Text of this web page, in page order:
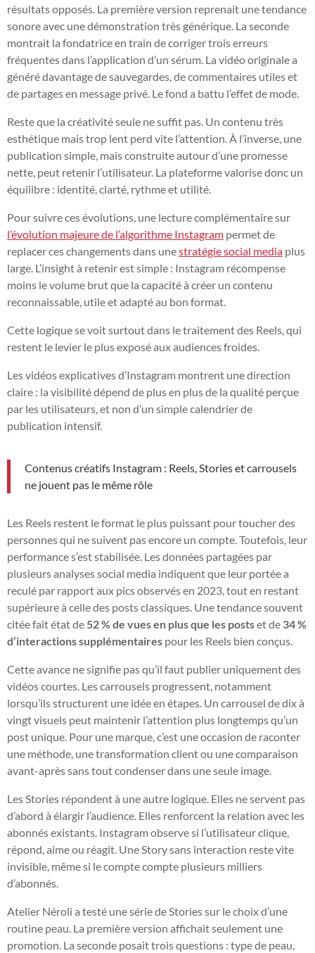
résultats opposés. La première version reprenait une tendance
sonore avec une démonstration très générique. La seconde
montrait la fondatrice en train de corriger trois erreurs
fréquentes dans l’application d’un sérum. La vidéo originale a
généré davantage de sauvegardes, de commentaires utiles et
de partages en message privé. Le fond a battu l’effet de mode.
Reste que la créativité seule ne suffit pas. Un contenu très
esthétique mais trop lent perd vite l’attention. À l’inverse, une
publication simple, mais construite autour d’une promesse
nette, peut retenir l’utilisateur. La plateforme valorise donc un
équilibre : identité, clarté, rythme et utilité.
Pour suivre ces évolutions, une lecture complémentaire sur
l’évolution majeure de l’algorithme Instagram permet de
replacer ces changements dans unestratégie social media plus
large. L’insight à retenir est simple : Instagram récompense
moins le volume brut que la capacité à créer un contenu
reconnaissable, utile et adapté au bon format.
Cette logique se voit surtout dans le traitement des Reels, qui
restent le levier le plus exposé aux audiences froides.
Les vidéos explicatives d’Instagram montrent une direction
claire : la visibilité dépend de plus en plus de la qualité perçue
par les utilisateurs, et non d’un simple calendrier de
publication intensif.
Contenus créatifs Instagram : Reels, Stories et carrousels
ne jouent pas le même rôle
Les Reels restent le format le plus puissant pour toucher des
personnes qui ne suivent pas encore un compte. Toutefois, leur
performance s’est stabilisée. Les données partagées par
plusieurs analyses social media indiquent que leur portée a
reculé par rapport aux pics observés en 2023, tout en restant
supérieure à celle des posts classiques. Une tendance souvent
citée fait état de 52 % de vues en plus que les postset de 34 %
d’interactions supplémentaires pour les Reels bien conçus.
Cette avance ne signifie pas qu’il faut publier uniquement des
vidéos courtes. Les carrousels progressent, notamment
lorsqu’ils structurent une idée en étapes. Un carrousel de dix à
vingt visuels peut maintenir l’attention plus longtemps qu’un
post unique. Pour une marque, c’est une occasion de raconter
une méthode, une transformation client ou une comparaison
avant-après sans tout condenser dans une seule image.
Les Stories répondent à une autre logique. Elles ne servent pas
d’abord à élargir l’audience. Elles renforcent la relation avec les
abonnés existants. Instagram observe si l’utilisateur clique,
répond, aime ou réagit. Une Story sans interaction reste vite
invisible, même si le compte compte plusieurs milliers
d’abonnés.
Atelier Néroli a testé une série de Stories sur le choix d’une
routine peau. La première version affichait seulement une
promotion. La seconde posait trois questions : type de peau,